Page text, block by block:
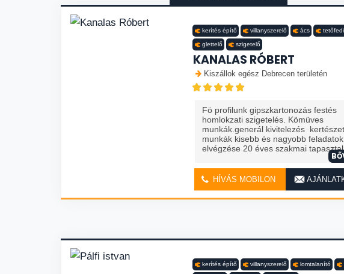
kerítés építő villanyszerelő ács
glettelő szigetelő
KANALAS RÓBERT
Kiszállok egész Debrecen területén
Fö profilunk gipszkartonozás festés
homlokzati szigetelés. Kömüves
munkák.generál kivitelezés
munkák kisebb és nagyobb feladatok
elvégzése 20 éves szakmai
HÍVÁS MOBILON
kerítés építő villanyszerelő lomtalanító